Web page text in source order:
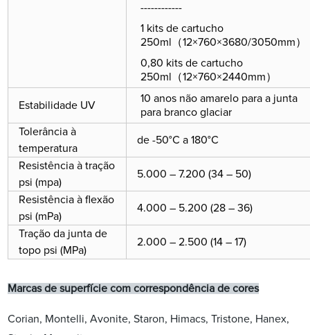
------------
1 kits de cartucho
250ml（12×760×3680/3050mm）
0,80 kits de cartucho
250ml（12×760×2440mm）
Estabilidade UV
10 anos não amarelo para a junta
para branco glaciar
Tolerância à
temperatura
de -50°C a 180°C
Resistência à tração
psi (mpa)
5.000 – 7.200 (34 – 50)
Resistência à flexão
psi (mPa)
4.000 – 5.200 (28 – 36)
Tração da junta de
topo psi (MPa)
2.000 – 2.500 (14 – 17)
Marcas de superfície com correspondência de cores
Corian, Montelli, Avonite, Staron, Himacs, Tristone, Hanex,